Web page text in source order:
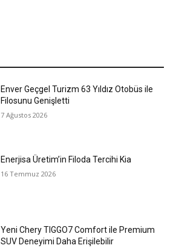
Enver Geçgel Turizm 63 Yıldız Otobüs ile
Filosunu Genişletti
7 Ağustos 2026
Enerjisa Üretim’in Filoda Tercihi Kia
16 Temmuz 2026
Yeni Chery TIGGO7 Comfort ile Premium
SUV Deneyimi Daha Erişilebilir